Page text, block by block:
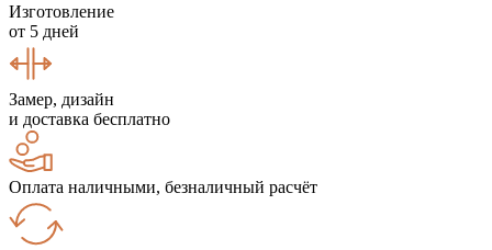
Изготовление
от 5 дней
Замер, дизайн
и доставка бесплатно
Оплата наличными, безналичный расчёт